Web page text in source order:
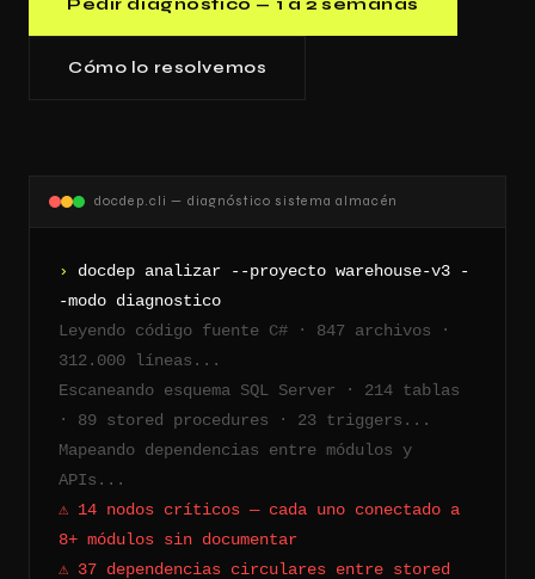
Pedir diagnóstico — 1 a 2 semanas
Cómo lo resolvemos
docdep.cli — diagnóstico sistema almacén
› docdep analizar --proyecto warehouse-v3 -
-modo diagnostico
Leyendo código fuente C# · 847 archivos ·
312.000 líneas...
Escaneando esquema SQL Server · 214 tablas
· 89 stored procedures · 23 triggers...
Mapeando dependencias entre módulos y
APIs...
⚠ 14 nodos críticos — cada uno conectado a
8+ módulos sin documentar
⚠ 37 dependencias circulares entre stored